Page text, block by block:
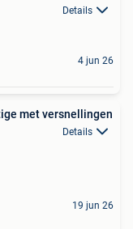
Details
4 jun 26
met versnellingen
Details
19 jun 26